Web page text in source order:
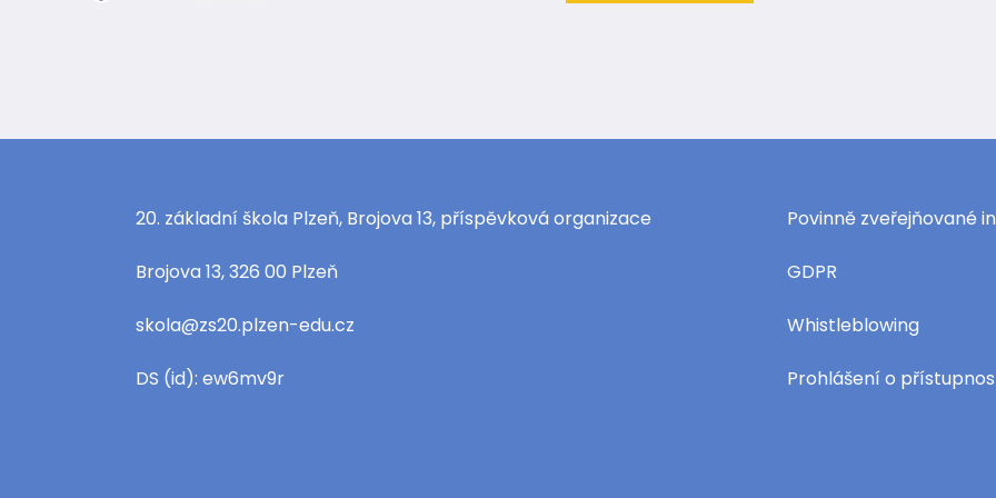
20. základní škola Plzeň, Brojova 13, příspěvková organizace
Brojova 13, 326 00 Plzeň
skola@zs20.plzen-edu.cz
DS (id): ew6mv9r
Povinně zveřejňované
GDPR
Whistleblowing
Prohlášení o